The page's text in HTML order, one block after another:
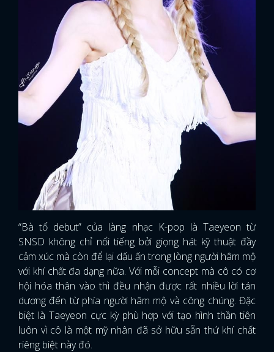
“Bà tổ debut” của làng nhạc K-pop là Taeyeon từ
SNSD không chỉ nổi tiếng bởi giọng hát kỹ thuật đầy
cảm xúc mà còn để lại dấu ấn trong lòng người hâm mộ
với khí chất đa dạng nữa. Với mỗi concept mà cô có cơ
hội hóa thân vào thì đều nhận được rất nhiều lời tán
dương đến từ phía người hâm mộ và công chúng. Đặc
biệt là Taeyeon cực kỳ phù hợp với tạo hình thần tiên
luôn vì cô là một mỹ nhân đã sở hữu sẵn thứ khí chất
riêng biệt này đó.